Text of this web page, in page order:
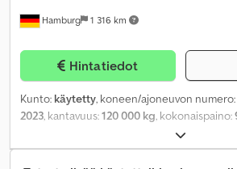
Hamburg 1 316 km
Hintatiedot
Kunto: käytetty, koneen/ajoneuvon numero:
2023, kantavuus:120 000 kg, kokonaispaino: